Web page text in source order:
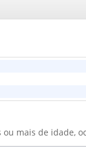
mais de idade,